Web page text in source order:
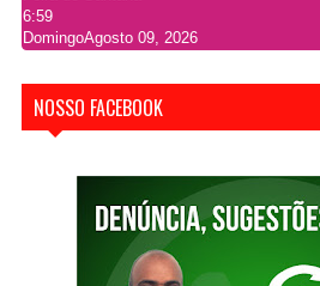
6:59
DomingoAgosto 09, 2026
NOSSO FACEBOOK